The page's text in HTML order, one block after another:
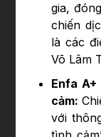
gia,
chiến
là các
Võ Lâm
Enfa
cảm:
với